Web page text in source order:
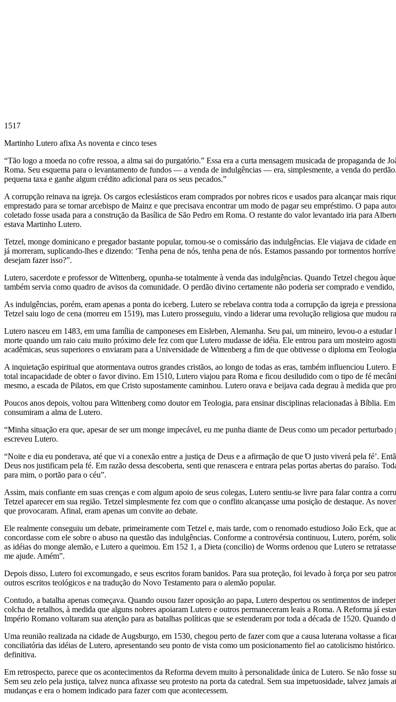
1517
Martinho Lutero afixa As noventa e cinco teses
“Tão logo a moeda no cofre ressoa, a alma sai do purgatório.” Essa era a curta mensagem musicada de propaganda
Roma. Seu esquema para o levantamento de fundos — a venda de indulgências — era, simplesmente, a venda do
pequena taxa e ganhe algum crédito adicional para os seus pecados.”
A corrupção reinava na igreja. Os cargos eclesiásticos eram comprados por nobres ricos e usados para alcançar mais
emprestado para se tornar arcebispo de Mainz e que precisava encontrar um modo de pagar seu empréstimo. O papa
coletado fosse usada para a construção da Basílica de São Pedro em Roma. O restante do valor levantado iria para
estava Martinho Lutero.
Tetzel, monge dominicano e pregador bastante popular, tornou-se o comissário das indulgências. Ele viajava de cidade
já morreram, suplicando-lhes e dizendo: ‘Tenha pena de nós, tenha pena de nós. Estamos passando por tormentos
desejam fazer isso?”.
Lutero, sacerdote e professor de Wittenberg, opunha-se totalmente à venda das indulgências. Quando Tetzel chegou
também servia como quadro de avisos da comunidade. O perdão divino certamente não poderia ser comprado e
As indulgências, porém, eram apenas a ponta do iceberg. Lutero se rebelava contra toda a corrupção da igreja e
Tetzel saiu logo de cena (morreu em 1519), mas Lutero prosseguiu, vindo a liderar uma revolução religiosa que mudou
Lutero nasceu em 1483, em uma família de camponeses em Eisleben, Alemanha. Seu pai, um mineiro, levou-o a
morte quando um raio caiu muito próximo dele fez com que Lutero mudasse de idéia. Ele entrou para um mosteiro
acadêmicas, seus superiores o enviaram para a Universidade de Wittenberg a fim de que obtivesse o diploma em
A inquietação espiritual que atormentava outros grandes cristãos, ao longo de todas as eras, também influenciou
total incapacidade de obter o favor divino. Em 1510, Lutero viajou para Roma e ficou desiludido com o tipo de fé
mesmo, a escada de Pilatos, em que Cristo supostamente caminhou. Lutero orava e beijava cada degrau à medida que
Poucos anos depois, voltou para Wittenberg como doutor em Teologia, para ensinar disciplinas relacionadas à Bíblia.
consumiram a alma de Lutero.
“Minha situação era que, apesar de ser um monge impecável, eu me punha diante de Deus como um pecador
escreveu Lutero.
“Noite e dia eu ponderava, até que vi a conexão entre a justiça de Deus e a afirmação de que Ό justo viverá pela fé’.
Deus nos justificam pela fé. Em razão dessa descoberta, senti que renascera e entrara pelas portas abertas do paraíso.
para mim, o portão para o céu”.
Assim, mais confiante em suas crenças e com algum apoio de seus colegas, Lutero sentiu-se livre para falar contra a
Tetzel aparecer em sua região. Tetzel simplesmente fez com que o conflito alcançasse uma posição de destaque. As
que provocaram. Afinal, eram apenas um convite ao debate.
Ele realmente conseguiu um debate, primeiramente com Tetzel e, mais tarde, com o renomado estudioso João Eck,
concordasse com ele sobre o abuso na questão das indulgências. Conforme a controvérsia continuou, Lutero, porém,
as idéias do monge alemão, e Lutero a queimou. Em 152 1, a Dieta (concilio) de Worms ordenou que Lutero se
me ajude. Amém”.
Depois disso, Lutero foi excomungado, e seus escritos foram banidos. Para sua proteção, foi levado à força por seu
outros escritos teológicos e na tradução do Novo Testamento para o alemão popular.
Contudo, a batalha apenas começava. Quando ousou fazer oposição ao papa, Lutero despertou os sentimentos de
colcha de retalhos, à medida que alguns nobres apoiaram Lutero e outros permaneceram leais a Roma. A Reforma já
Império Romano voltaram sua atenção para as batalhas políticas que se estenderam por toda a década de 1520.
Uma reunião realizada na cidade de Augsburgo, em 1530, chegou perto de fazer com que a causa luterana voltasse a
conciliatória das idéias de Lutero, apresentando seu ponto de vista como um posicionamento fiel ao catolicismo
definitiva.
Em retrospecto, parece que os acontecimentos da Reforma devem muito à personalidade única de Lutero. Se não fosse
Sem seu zelo pela justiça, talvez nunca afixasse seu protesto na porta da catedral. Sem sua impetuosidade, talvez
mudanças e era o homem indicado para fazer com que acontecessem.